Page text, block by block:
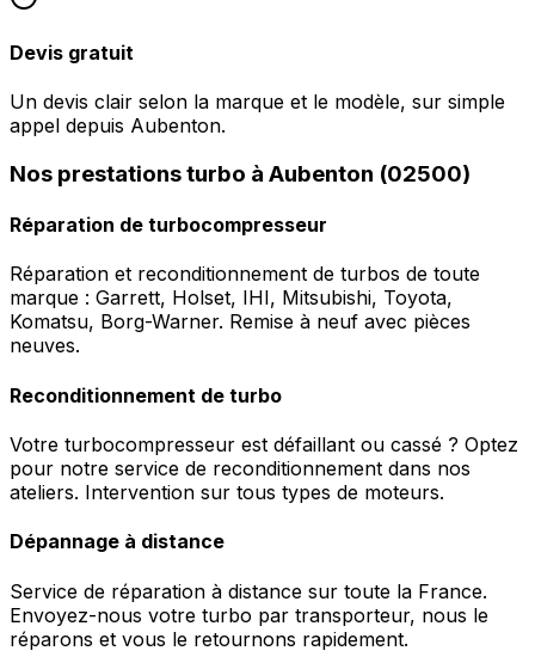
Devis gratuit
Un devis clair selon la marque et le modèle, sur simple
appel depuis Aubenton.
Nos prestations turbo à Aubenton (02500)
Réparation de turbocompresseur
Réparation et reconditionnement de turbos de toute
marque : Garrett, Holset, IHI, Mitsubishi, Toyota,
Komatsu, Borg-Warner. Remise à neuf avec pièces
neuves.
Reconditionnement de turbo
Votre turbocompresseur est défaillant ou cassé ? Optez
pour notre service de reconditionnement dans nos
ateliers. Intervention sur tous types de moteurs.
Dépannage à distance
Service de réparation à distance sur toute la France.
Envoyez-nous votre turbo par transporteur, nous le
réparons et vous le retournons rapidement.